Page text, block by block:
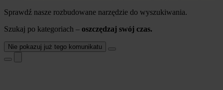
Sprawdź nasze rozbudowane narzędzie do wyszukiwania.
Szukaj po kategoriach – oszczędzaj swój czas.
Nie pokazuj już tego komunikatu